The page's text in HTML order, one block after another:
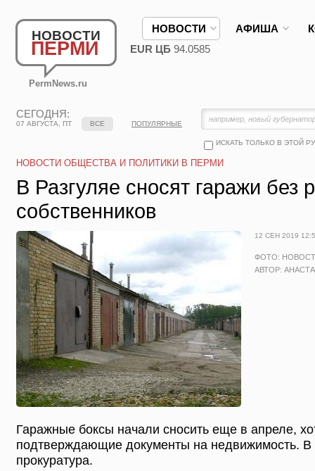
НОВОСТИ
ПЕРМИ
PermNews.ru
НОВОСТИ АФИША
EUR ЦБ 94.0585
СЕГОДНЯ:
07 АВГУСТА, ПТ
ИСКАТЬ ТОЛЬКО В ЭТОЙ
ВСЕ ПОПУЛЯРНЫЕ
НОВОСТИ ОБЩЕСТВА И ПОЛИТИКИ В ПЕРМИ
В Разгуляе сносят гаражи без
собственников
12 СЕН 2019
ФОТО:
АВТОР:
Гаражные боксы начали сносить еще в апреле,
подтверждающие документы на недвижимость.
прокуратура.